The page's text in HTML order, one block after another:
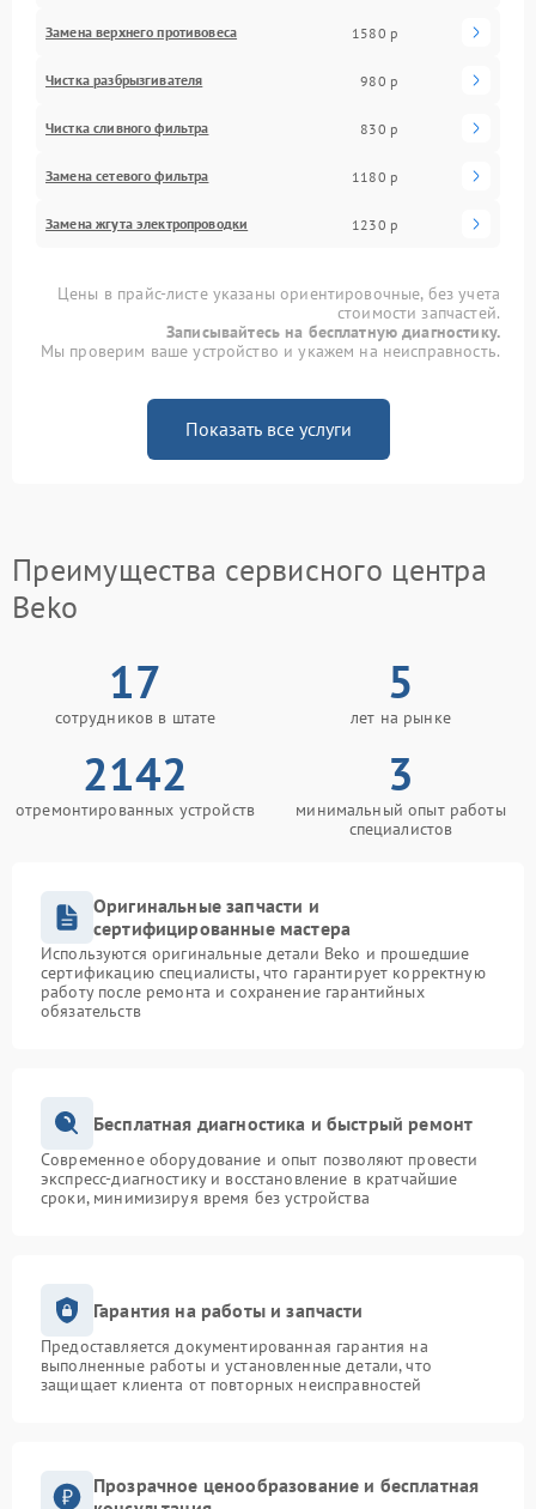
Замена верхнего противовеса 1580 р
Чистка разбрызгивателя 980 р
Чистка сливного фильтра 830 р
Замена сетевого фильтра 1180 р
Замена жгута электропроводки 1230 р
Цены в прайс-листе указаны ориентировочные, без учета
стоимости запчастей.
Записывайтесь на бесплатную диагностику.
Мы проверим ваше устройство и укажем на неисправность.
Показать все услуги
Преимущества сервисного центра
Beko
17
сотрудников в штате
5
лет на рынке
2142
отремонтированных устройств
3
минимальный опыт работы
специалистов
Оригинальные запчасти и
сертифицированные мастера
Используются оригинальные детали Beko и прошедшие
сертификацию специалисты, что гарантирует корректную
работу после ремонта и сохранение гарантийных
обязательств
Бесплатная диагностика и быстрый ремонт
Современное оборудование и опыт позволяют провести
экспресс-диагностику и восстановление в кратчайшие
сроки, минимизируя время без устройства
Гарантия на работы и запчасти
Предоставляется документированная гарантия на
выполненные работы и установленные детали, что
защищает клиента от повторных неисправностей
Прозрачное ценообразование и бесплатная